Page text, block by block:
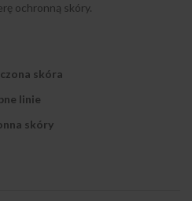
ochronną skóry.
skóra
linie
skóry